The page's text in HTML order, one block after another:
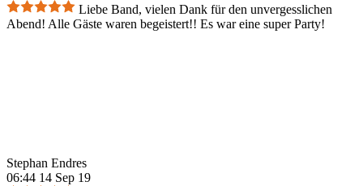
Liebe Band, vielen Dank für den unvergesslichen
Abend! Alle Gäste waren begeistert!! Es war eine super Party!
Stephan Endres
06:44 14 Sep 19